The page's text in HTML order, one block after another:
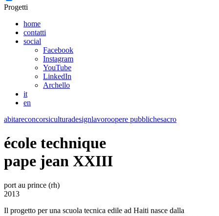
Progetti
home
contatti
social
Facebook
Instagram
YouTube
LinkedIn
Archello
it
en
abitareconcorsiculturadesignlavoroopere pubblichesacro
école technique
pape jean XXIII
port au prince (rh)
2013
Il progetto per una scuola tecnica edile ad Haiti nasce dalla